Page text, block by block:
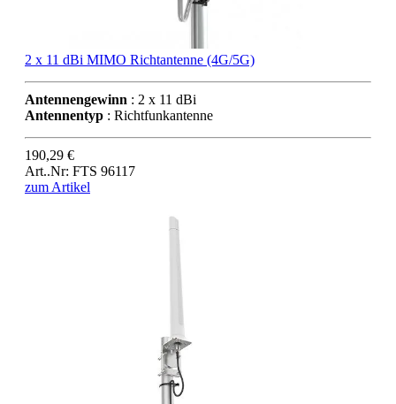
2 x 11 dBi MIMO Richtantenne (4G/5G)
Antennengewinn : 2 x 11 dBi
Antennentyp : Richtfunkantenne
190,29 €
Art..Nr: FTS 96117
zum Artikel